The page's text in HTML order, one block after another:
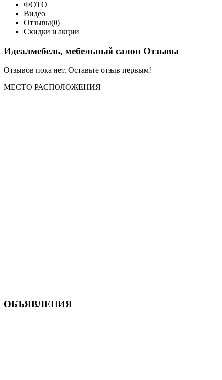
ФОТО
Видео
Отзывы(0)
Скидки и акции
Идеалмебель, мебельный салон Отзывы
Отзывов пока нет. Оставьте отзыв первым!
МЕСТО РАСПОЛОЖЕНИЯ
ОБЪЯВЛЕНИЯ